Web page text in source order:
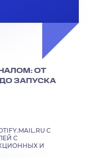
ОТ
ЗАПУСКА
С
С
И